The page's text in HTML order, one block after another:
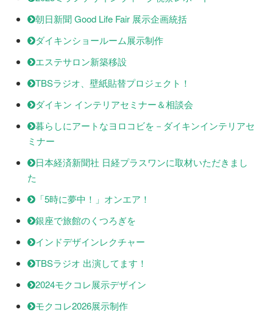
朝日新聞 Good Life Fair 展示企画統括
ダイキンショールーム展示制作
エステサロン新築移設
TBSラジオ、壁紙貼替プロジェクト！
ダイキン インテリアセミナー＆相談会
暮らしにアートなヨロコビを－ダイキンインテリアセ
ミナー
日本経済新聞社 日経プラスワンに取材いただきまし
た
「5時に夢中！」オンエア！
銀座で旅館のくつろぎを
インドデザインレクチャー
TBSラジオ 出演してます！
2024モクコレ展示デザイン
モクコレ2026展示制作